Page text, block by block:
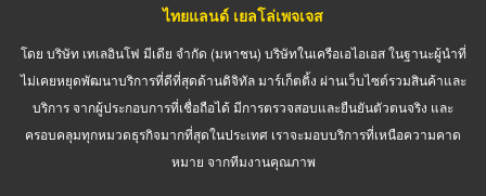
ไทยแลนด์ เยลโล่เพจเจส
โดย บริษัท เทเลอินโฟ มีเดีย จำกัด (มหาชน) บริษัทในเครือเอไอเอส ในฐานะผู้นำที่
ไม่เคยหยุดพัฒนาบริการที่ดีที่สุดด้านดิจิทัล มาร์เก็ตติ้ง ผ่านเว็บไซต์รวมสินค้าและ
บริการ จากผู้ประกอบการที่เชื่อถือได้ มีการตรวจสอบและยืนยันตัวตนจริง และ
ครอบคลุมทุกหมวดธุรกิจมากที่สุดในประเทศ เราจะมอบบริการที่เหนือความคาด
หมาย จากทีมงานคุณภาพ